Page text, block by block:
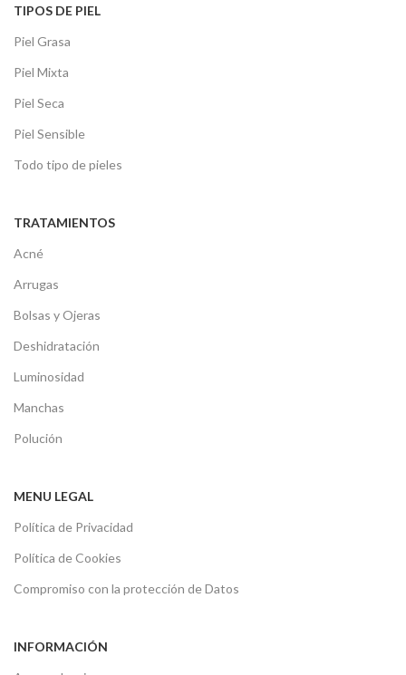
TIPOS DE PIEL
Piel Grasa
Piel Mixta
Piel Seca
Piel Sensible
Todo tipo de pieles
TRATAMIENTOS
Acné
Arrugas
Bolsas y Ojeras
Deshidratación
Luminosidad
Manchas
Polución
MENU LEGAL
Política de Privacidad
Política de Cookies
Compromiso con la protección de Datos
INFORMACIÓN